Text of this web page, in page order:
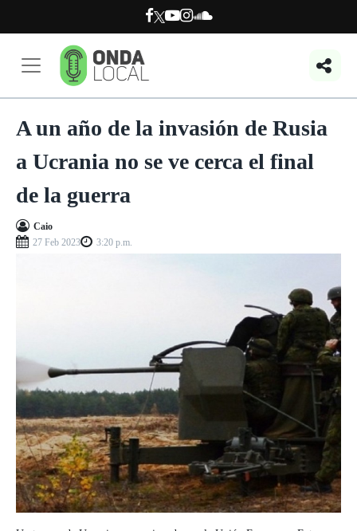
A un año de la invasión de Rusia
a Ucrania no se ve cerca el final
de la guerra
Caio
27 Feb 2023
3:20 p.m.